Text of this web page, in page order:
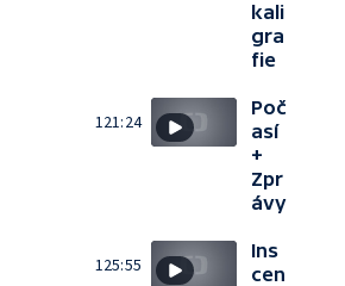
kali
gra
fie
121:24
Poč
así
+
Zpr
ávy
125:55
Ins
cen